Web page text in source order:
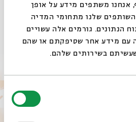
אנחנו משתפים מידע על אופן
שלנו מתחומי המדיה
הנתונים. גורמים אלה עשויים
עם מידע אחר שסיפקתם או שהם
בשירותים שלהם.